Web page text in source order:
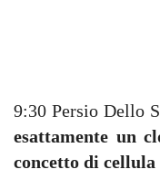
9:30 Persio Dello
esattamente un
concetto di